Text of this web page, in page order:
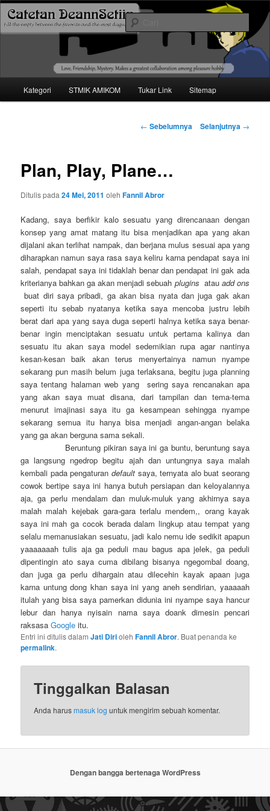
Catetan DS
Mari bermimpi dan ciptakan kehendak
Langsung
utama
Kategori STMIK AMIKOM Tukar Link Sitemap
Navigasi
← Sebelumnya Selanjutnya →
Plan, Play, Plane…
Ditulis pada24 Mei, 2011 olehFannil Abror
Kadang, saya berfikir kalo sesuatu yang direncanaan dengan
konsep yang amat matang itu bisa menjadikan apa yang akan
dijalani akan terlihat nampak, dan berjana mulus sesuai apa yang
diharapkan namun saya rasa saya keliru karna pendapat saya ini
salah, pendapat saya ini tidaklah benar dan pendapat ini gak ada
kriterianya bahkan ga akan menjadi sebuah plugins atau add ons
buat diri saya pribadi, ga akan bisa nyata dan juga gak akan
seperti itu sebab nyatanya ketika saya mencoba justru lebih
berat dari apa yang saya duga seperti halnya ketika saya benar-
benar ingin menciptakan sesuatu untuk pertama kalinya dan
sesuatu itu akan saya model sedemikian rupa agar nantinya
kesan-kesan baik akan terus menyertainya namun nyampe
sekarang pun masih belum juga terlaksana, begitu juga planning
saya tentang halaman web yang sering saya rencanakan apa
yang akan saya muat disana, dari tampilan dan tema-tema
menurut imajinasi saya itu ga kesampean sehingga nyampe
sekarang semua itu hanya bisa menjadi angan-angan belaka
yang ga akan berguna sama sekali.
Beruntung pikiran saya ini ga buntu, beruntung saya
ga langsung ngedrop begitu ajah dan untungnya saya malah
kembali pada pengaturan default saya, ternyata alo buat seorang
cowok bertipe saya ini hanya butuh persiapan dan keloyalannya
aja, ga perlu mendalam dan muluk-muluk yang akhirnya saya
malah malah kejebak gara-gara terlalu mendem,, orang kayak
saya ini mah ga cocok berada dalam lingkup atau tempat yang
selalu memanusiakan sesuatu, jadi kalo nemu ide sedikit apapun
yaaaaaaah tulis aja ga peduli mau bagus apa jelek, ga peduli
dipentingin ato saya cuma dibilang bisanya ngegombal doang,
dan juga ga perlu dihargain atau dilecehin kayak apaan juga
karna untung dong khan saya ini yang aneh sendirian, yaaaaah
itulah yang bisa saya pamerkan didunia ini nyampe saya hancur
lebur dan hanya nyisain nama saya doank dimesin pencari
raksasaGoogle itu.
Entri ini ditulis dalamJati DiriolehFannil Abror. Buat penanda ke
permalink.
Tinggalkan Balasan
Anda harusmasuk log untuk mengirim sebuah komentar.
Dengan bangga bertenaga WordPress